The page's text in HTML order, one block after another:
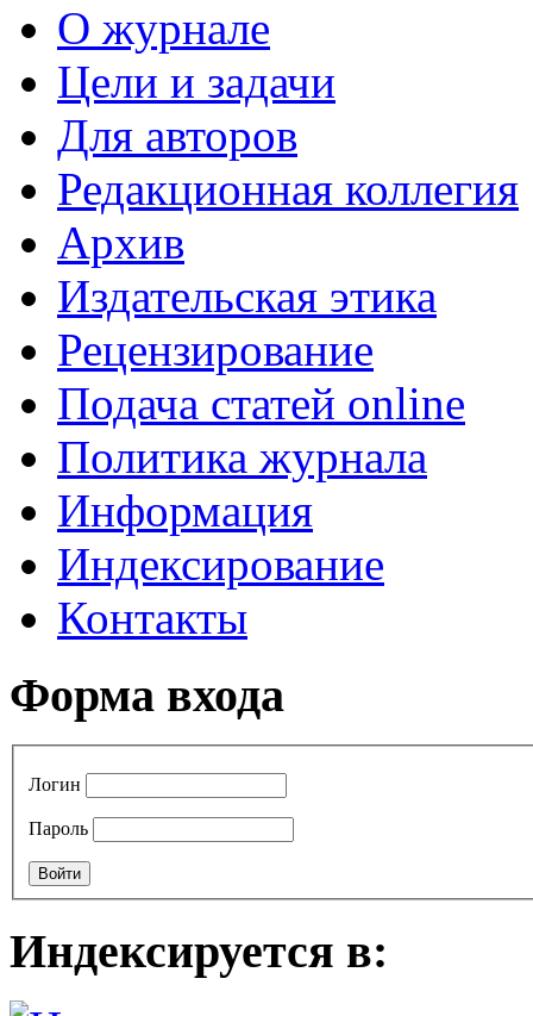
О журнале
Цели и задачи
Для авторов
Редакционная коллегия
Архив
Издательская этика
Рецензирование
Подача статей online
Политика журнала
Информация
Индексирование
Контакты
Форма входа
Логин
Пароль
Индексируется в: